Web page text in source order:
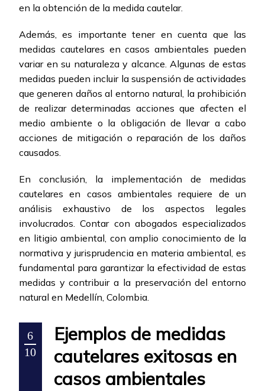
en la obtención de la medida cautelar.
Además, es importante tener en cuenta que las
medidas cautelares en casos ambientales pueden
variar en su naturaleza y alcance. Algunas de estas
medidas pueden incluir la suspensión de actividades
que generen daños al entorno natural, la prohibición
de realizar determinadas acciones que afecten el
medio ambiente o la obligación de llevar a cabo
acciones de mitigación o reparación de los daños
causados.
En conclusión, la implementación de medidas
cautelares en casos ambientales requiere de un
análisis exhaustivo de los aspectos legales
involucrados. Contar con abogados especializados
en litigio ambiental, con amplio conocimiento de la
normativa y jurisprudencia en materia ambiental, es
fundamental para garantizar la efectividad de estas
medidas y contribuir a la preservación del entorno
natural en Medellín, Colombia.
6
10
Ejemplos de medidas
cautelares exitosas en
casos ambientales